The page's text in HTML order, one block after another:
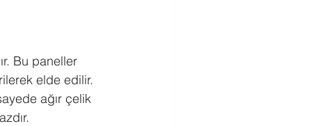
Bu paneller
elde edilir.
ağır çelik